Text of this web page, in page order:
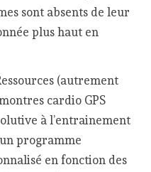
sont absents de leur
plus haut en
(autrement
cardio GPS
à l’entrainement
programme
en fonction des